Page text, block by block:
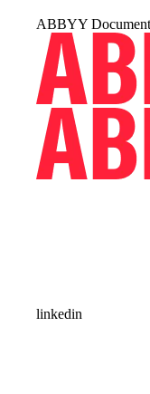
ABBYY
linkedin